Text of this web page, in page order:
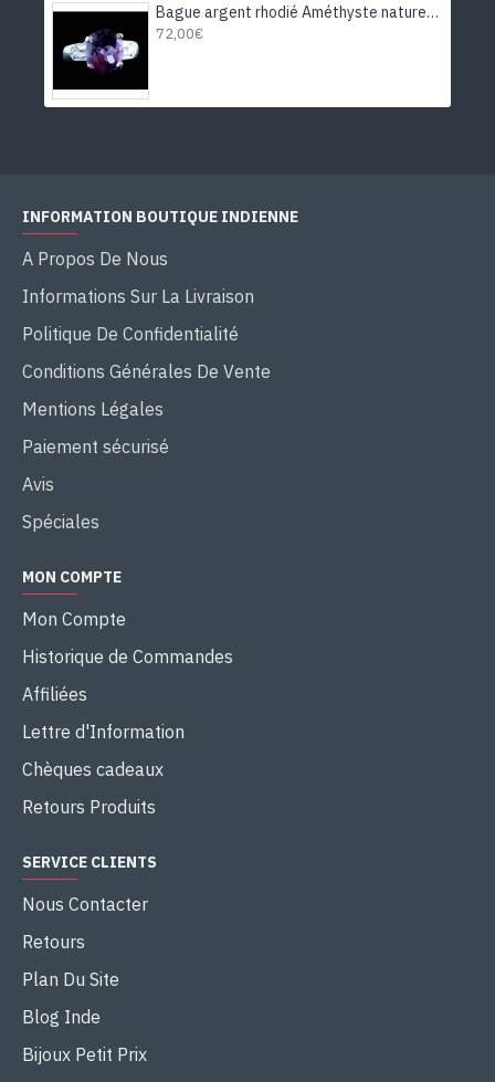
Bague argent rhodié Améthyste naturelle
72,00€
INFORMATION BOUTIQUE INDIENNE
A Propos De Nous
Informations Sur La Livraison
Politique De Confidentialité
Conditions Générales De Vente
Mentions Légales
Paiement sécurisé
Avis
Spéciales
MON COMPTE
Mon Compte
Historique de Commandes
Affiliées
Lettre d'Information
Chèques cadeaux
Retours Produits
SERVICE CLIENTS
Nous Contacter
Retours
Plan Du Site
Blog Inde
Bijoux Petit Prix